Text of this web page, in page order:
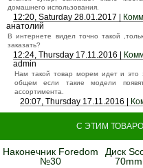
домашнего использования.
12:20, Saturday 28.01.2017 |
анатолий
В интернете видел точно такой
заказать?
12:24, Thursday 17.11.2016 |
admin
Нам такой товар морем идет и
общем если такие модели
ассортимента.
20:07, Thursday 17.11.2016 |
С ЭТИМ
Наконечник Foredom
№30
Диск